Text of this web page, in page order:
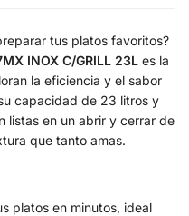
tus platos favoritos?
INOX C/GRILL 23L es la
la eficiencia y el sabor
capacidad de 23 litros y
listas en un abrir y cerrar de
que tanto amas.
platos en minutos, ideal